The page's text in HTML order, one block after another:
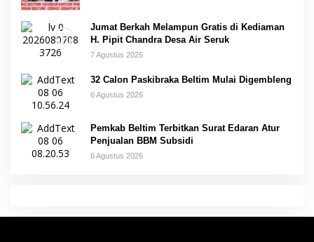
Jumat Berkah Melampun Gratis di Kediaman
H. Pipit Chandra Desa Air Seruk
7 Agustus 2026
32 Calon Paskibraka Beltim Mulai Digembleng
6 Agustus 2026
Pemkab Beltim Terbitkan Surat Edaran Atur
Penjualan BBM Subsidi
6 Agustus 2026